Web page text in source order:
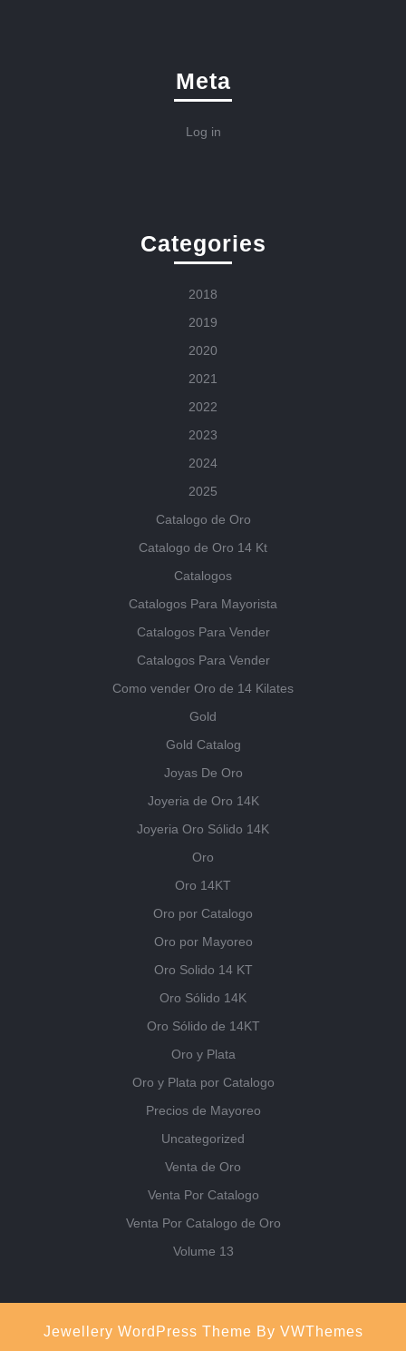
Meta
Log in
Categories
2018
2019
2020
2021
2022
2023
2024
2025
Catalogo de Oro
Catalogo de Oro 14 Kt
Catalogos
Catalogos Para Mayorista
Catalogos Para Vender
Catalogos Para Vender
Como vender Oro de 14 Kilates
Gold
Gold Catalog
Joyas De Oro
Joyeria de Oro 14K
Joyeria Oro Sólido 14K
Oro
Oro 14KT
Oro por Catalogo
Oro por Mayoreo
Oro Solido 14 KT
Oro Sólido 14K
Oro Sólido de 14KT
Oro y Plata
Oro y Plata por Catalogo
Precios de Mayoreo
Uncategorized
Venta de Oro
Venta Por Catalogo
Venta Por Catalogo de Oro
Volume 13
Jewellery WordPress Theme By VWThemes